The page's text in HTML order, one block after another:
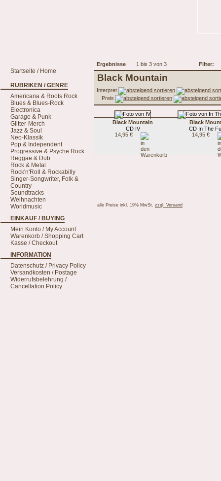
Ergebnisse 1 bis 3 von 3 Filter:
Startseite / Home
RUBRIKEN / GENRE
Americana & Roots Rock
Blues & Blues-Rock
Electronica
Garage & Punk
Glitter-Merch
Jazz & Soul
Neo-Klassik
Pop & Independent
Progressive & Psyche Rock
Reggae & Dub
Rock & Metal
Rock'n'Roll & Rockabilly
Singer-Songwriter, Folk &
Country
Soundtracks
Weihnachten
Worldmusic
EINKAUF / BUYING
Mein Konto / My Account
Warenkorb / Shopping Cart
Kasse / Checkout
INFORMATION
Datenschutz / Privacy Policy
Versandkosten / Postage
Widerrufsbelehrung /
Cancellation Policy
Black Mountain
Interpret
Preis
Black Mountain
CD IV
14,95 €
Black
CD In The
14,95 €
alle Preise inkl. 19% MwSt. zzgl. Versand